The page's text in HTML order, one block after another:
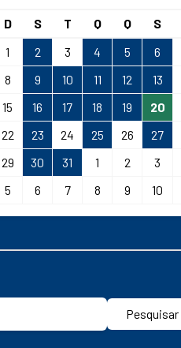
D S T Q Q S
1
2 3 4 5 6
8
9 10 11 12 13
15
16 17 18 19 20
22
23 24 25 26 27
29
30 31 1 2 3
5
6 7 8 9 10
Pesquisar